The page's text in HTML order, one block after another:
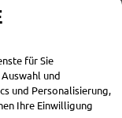
für Sie
und
und Personalisierung,
Ihre Einwilligung